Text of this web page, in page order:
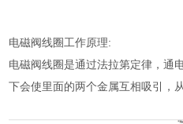
电磁阀线圈工作原理:
电磁阀线圈是通过法拉第定律，通
下会使里面的两个金属互相吸引，